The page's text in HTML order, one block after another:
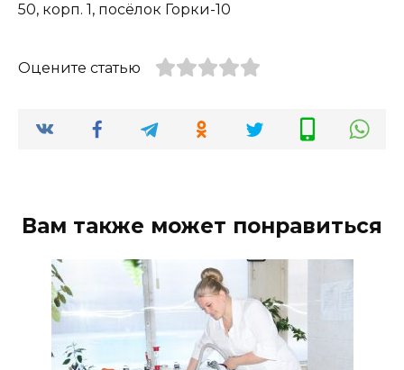
50, корп. 1, посёлок Горки-10
Оцените статью
Вам также может понравиться